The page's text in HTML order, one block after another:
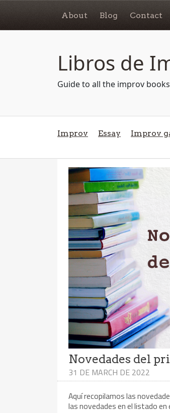
About Blog Contact
Libros de
Guide to all the improv books
Improv Essay Improv
Novedades del
31 DE MARCH DE 2022
Aquí recopilamos las
las novedades en el listado en